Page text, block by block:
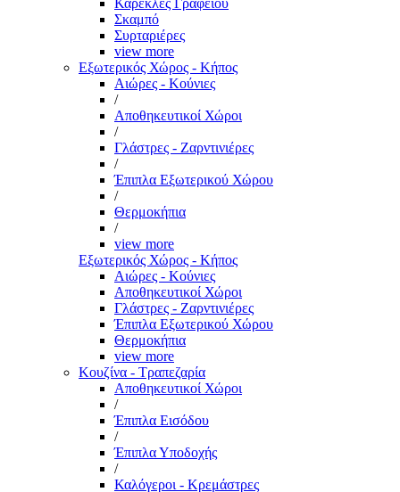
Καρέκλες Γραφείου
Σκαμπό
Συρταριέρες
view more
Εξωτερικός Χώρος - Κήπος
Αιώρες - Κούνιες
/
Αποθηκευτικοί Χώροι
/
Γλάστρες - Ζαρντινιέρες
/
Έπιπλα Εξωτερικού Χώρου
/
Θερμοκήπια
/
view more
Εξωτερικός Χώρος - Κήπος
Αιώρες - Κούνιες
Αποθηκευτικοί Χώροι
Γλάστρες - Ζαρντινιέρες
Έπιπλα Εξωτερικού Χώρου
Θερμοκήπια
view more
Κουζίνα - Τραπεζαρία
Αποθηκευτικοί Χώροι
/
Έπιπλα Εισόδου
/
Έπιπλα Υποδοχής
/
Καλόγεροι - Κρεμάστρες